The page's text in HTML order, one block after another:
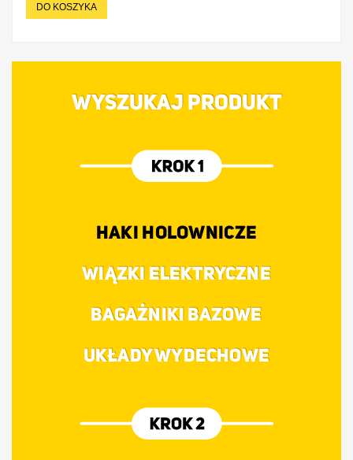
DO KOSZYKA
WYSZUKAJ PRODUKT
HAKI HOLOWNICZE
WIĄZKI ELEKTRYCZNE
BAGAŻNIKI BAZOWE
UKŁADY WYDECHOWE